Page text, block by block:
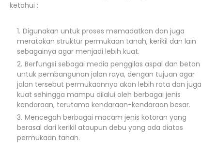
ketahui :
Digunakan untuk proses memadatkan dan juga
meratakan struktur permukaan tanah, kerikil dan lain
sebagainya agar menjadi lebih kuat.
Berfungsi sebagai media penggilas aspal dan beton
untuk pembangunan jalan raya, dengan tujuan agar
jalan tersebut permukaannya akan lebih rata dan juga
kuat sehingga mampu dilalui oleh berbagai jenis
kendaraan, terutama kendaraan-kendaraan besar.
Mencegah berbagai macam jenis kotoran yang
berasal dari kerikil ataupun debu yang ada diatas
permukaan tanah.